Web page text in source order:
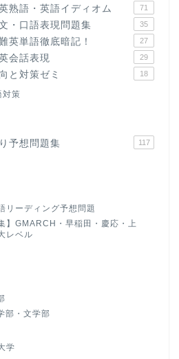
熟語・英語イディオム 71
・口語表現問題集 35
英単語徹底暗記！ 27
会話表現 29
と対策ゼミ 18
対策
予想問題集 117
リーディング予想問題
】GMARCH・早稲田・慶応・上
レベル
部・文学部
学